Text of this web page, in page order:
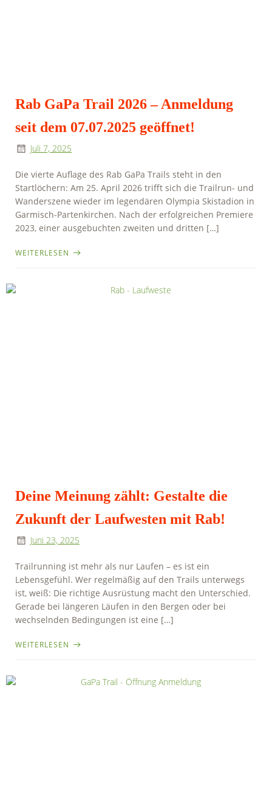
Rab GaPa Trail 2026 – Anmeldung
seit dem 07.07.2025 geöffnet!
Juli 7, 2025
Die vierte Auflage des Rab GaPa Trails steht in den
Startlöchern: Am 25. April 2026 trifft sich die Trailrun- und
Wanderszene wieder im legendären Olympia Skistadion in
Garmisch-Partenkirchen. Nach der erfolgreichen Premiere
2023, einer ausgebuchten zweiten und dritten […]
WEITERLESEN
Deine Meinung zählt: Gestalte die
Zukunft der Laufwesten mit Rab!
Juni 23, 2025
Trailrunning ist mehr als nur Laufen – es ist ein
Lebensgefühl. Wer regelmäßig auf den Trails unterwegs
ist, weiß: Die richtige Ausrüstung macht den Unterschied.
Gerade bei längeren Läufen in den Bergen oder bei
wechselnden Bedingungen ist eine […]
WEITERLESEN